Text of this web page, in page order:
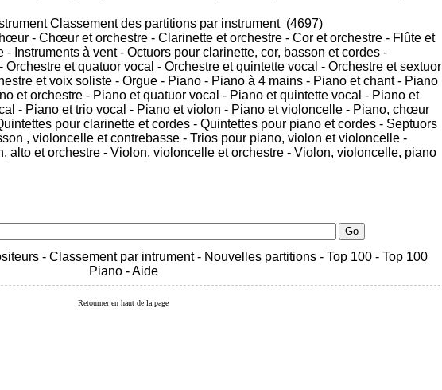
Classement des partitions par instrument (4697)
- Chœur et orchestre - Clarinette et orchestre - Cor et orchestre - Flûte et
- Instruments à vent- Octuors pour clarinette, cor, basson et cordes -
- Orchestre et quatuor vocal - Orchestre et quintette vocal - Orchestre et sextuor
et voix soliste - Orgue - Piano - Piano à 4 mains - Piano et chant- Piano
et orchestre - Piano et quatuor vocal - Piano et quintette vocal - Piano et
- Piano et trio vocal - Piano et violon - Piano et violoncelle - Piano, chœur
pour clarinette et cordes - Quintettes pour piano et cordes - Septuors
, violoncelle et contrebasse - Trios pour piano, violon et violoncelle -
alto et orchestre - Violon, violoncelle et orchestre - Violon, violoncelle, piano
- Classement par intrument- Nouvelles partitions - Top 100 - Top 100
Piano-Aide
Retourner en haut de la page